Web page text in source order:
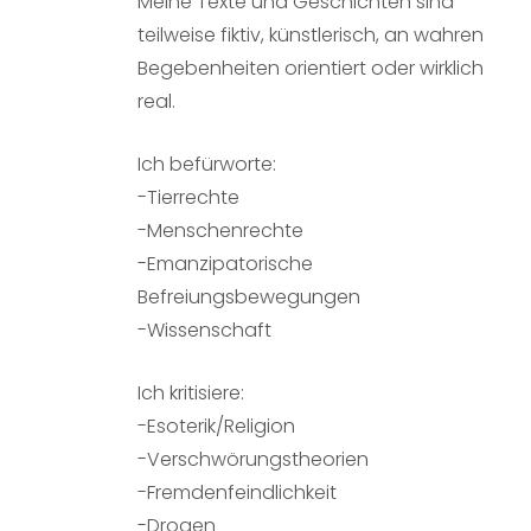
teilweise fiktiv, künstlerisch, an wahren
Begebenheiten orientiert oder wirklich
real.
Ich befürworte:
-Tierrechte
-Menschenrechte
-Emanzipatorische
Befreiungsbewegungen
-Wissenschaft
Ich kritisiere:
-Esoterik/Religion
-Verschwörungstheorien
-Fremdenfeindlichkeit